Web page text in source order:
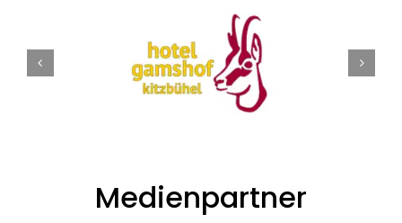
Medienpartner